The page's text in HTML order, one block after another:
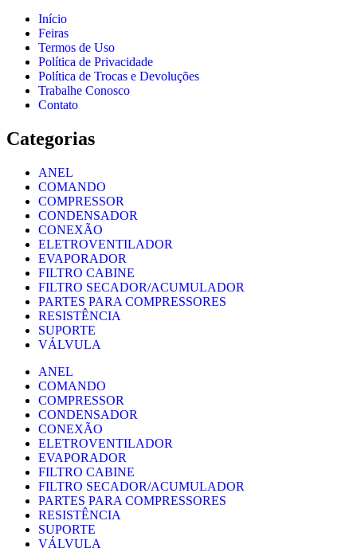
Início
Feiras
Termos de Uso
Política de Privacidade
Política de Trocas e Devoluções
Trabalhe Conosco
Contato
Categorias
ANEL
COMANDO
COMPRESSOR
CONDENSADOR
CONEXÃO
ELETROVENTILADOR
EVAPORADOR
FILTRO CABINE
FILTRO SECADOR/ACUMULADOR
PARTES PARA COMPRESSORES
RESISTÊNCIA
SUPORTE
VÁLVULA
ANEL
COMANDO
COMPRESSOR
CONDENSADOR
CONEXÃO
ELETROVENTILADOR
EVAPORADOR
FILTRO CABINE
FILTRO SECADOR/ACUMULADOR
PARTES PARA COMPRESSORES
RESISTÊNCIA
SUPORTE
VÁLVULA